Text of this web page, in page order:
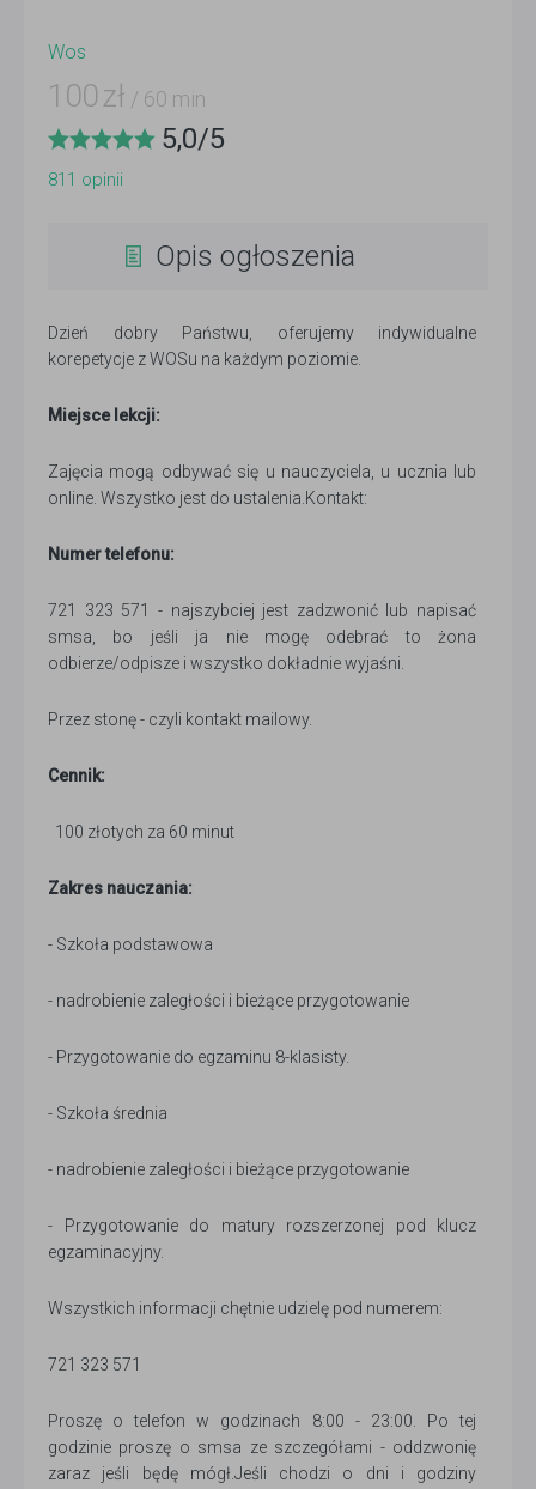
Wos
100 zł / 60 min
5,0/5
811 opinii
Opis ogłoszenia
Dzień dobry Państwu, oferujemy indywidualne
korepetycje z WOSu na każdym poziomie.
Miejsce lekcji:
Zajęcia mogą odbywać się u nauczyciela, u ucznia lub
online. Wszystko jest do ustalenia.Kontakt:
Numer telefonu:
721 323 571 - najszybciej jest zadzwonić lub napisać
smsa, bo jeśli ja nie mogę odebrać to żona
odbierze/odpisze i wszystko dokładnie wyjaśni.
Przez stonę - czyli kontakt mailowy.
Cennik:
100 złotych za 60 minut
Zakres nauczania:
- Szkoła podstawowa
- nadrobienie zaległości i bieżące przygotowanie
- Przygotowanie do egzaminu 8-klasisty.
- Szkoła średnia
- nadrobienie zaległości i bieżące przygotowanie
- Przygotowanie do matury rozszerzonej pod klucz
egzaminacyjny.
Wszystkich informacji chętnie udzielę pod numerem:
721 323 571
Proszę o telefon w godzinach 8:00 - 23:00. Po tej
godzinie proszę o smsa ze szczegółami - oddzwonię
zaraz jeśli będę mógł.Jeśli chodzi o dni i godziny